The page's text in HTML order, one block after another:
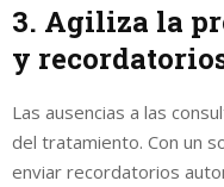
3. Agiliza la
y
Las ausencias a las
del tratamiento. Con un
enviar recordatorios